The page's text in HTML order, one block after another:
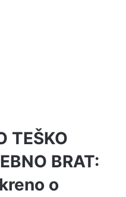
TEŠKO
BRAT:
o